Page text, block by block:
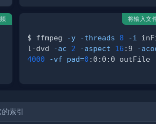
将输入文
$ ffmpeg -y -threads 8 -i
l-dvd
-ac 2 -aspect 16 :9 -
4000
-vf pad=0
索引